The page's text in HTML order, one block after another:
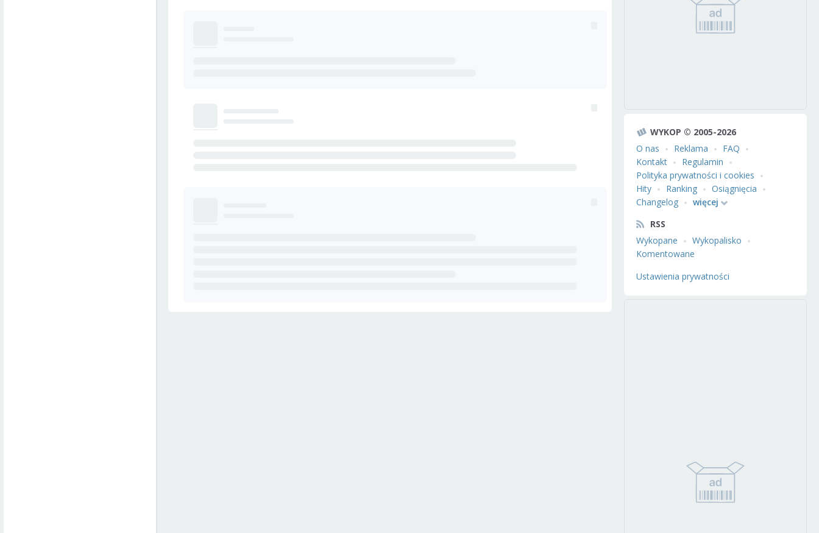
WYKOP © 2005-2026
O nas
Reklama
FAQ
Kontakt
Regulamin
Polityka prywatności i cookies
Hity
Ranking
Osiągnięcia
Changelog
więcej
RSS
Wykopane
Wykopalisko
Komentowane
Ustawienia prywatności